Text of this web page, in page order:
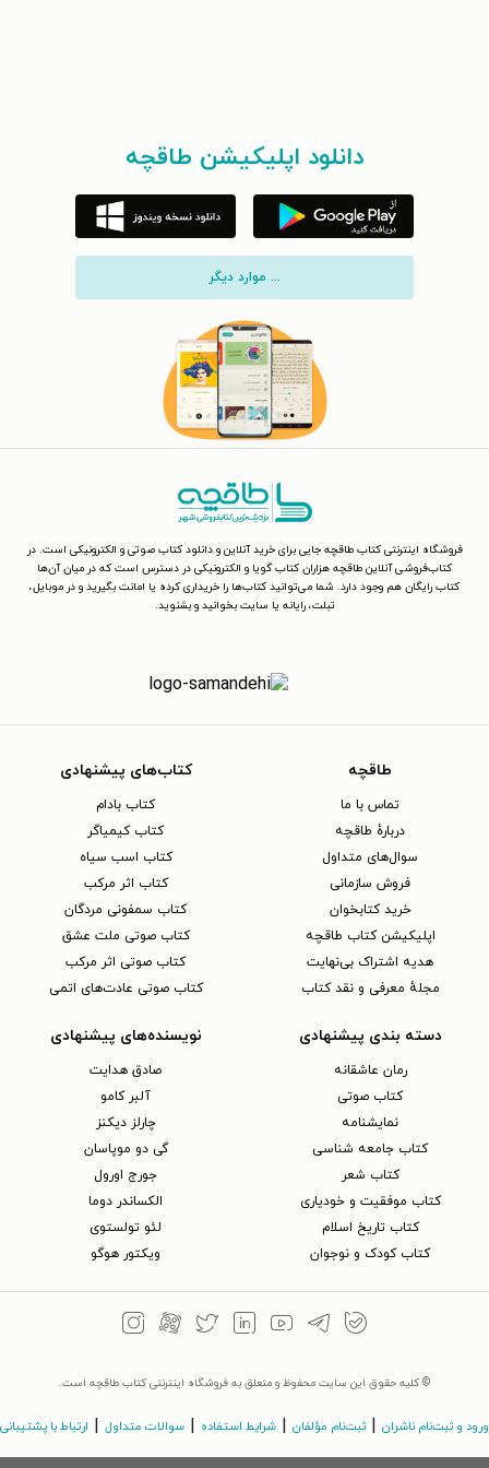
دانلود اپلیکیشن طاقچه
... موارد دیگر
فروشگاه اینترنتی کتاب طاقچه جایی برای خرید آنلاین و دانلود کتاب صوتی و الکترونیکی است. در
کتاب‌فروشی آنلاین طاقچه هزاران کتاب گویا و الکترونیکی در دسترس است که در میان آن‌ها
کتاب رایگان هم وجود دارد. شما می‌توانید کتاب‌ها را خریداری کرده یا امانت بگیرید و در موبایل،
تبلت، رایانه یا سایت بخوانید و بشنوید.
طاقچه
تماس با ما
دربارهٔ طاقچه
سوال‌های متداول
فروش سازمانی
خرید کتابخوان
اپلیکیشن کتاب طاقچه
هدیه اشتراک بی‌نهایت
مجلهٔ معرفی و نقد کتاب
کتاب‌های پیشنهادی
کتاب بادام
کتاب کیمیاگر
کتاب اسب سیاه
کتاب اثر مرکب
کتاب سمفونی مردگان
کتاب صوتی ملت عشق
کتاب صوتی اثر مرکب
کتاب صوتی عادت‌های اتمی
دسته بندی پیشنهادی
رمان عاشقانه
کتاب‌ صوتی
نمایشنامه
کتاب جامعه شناسی
کتاب شعر
کتاب موفقیت و خودیاری
کتاب تاریخ اسلام
کتاب کودک و نوجوان
نویسنده‌های پیشنهادی
صادق هدایت
آلبر کامو
چارلز دیکنز
گی دو موپاسان
جورج اورول
الکساندر دوما
لئو تولستوی
ویکتور هوگو
© کلیه حقوق این سایت محفوظ و متعلق به فروشگاه اینترنتی کتاب طاقچه است.
ورود و ثبت‌نام ناشران | ثبت‌نام مؤلفان | شرایط استفاده | سوالات متداول | ارتباط با پشتیبانی